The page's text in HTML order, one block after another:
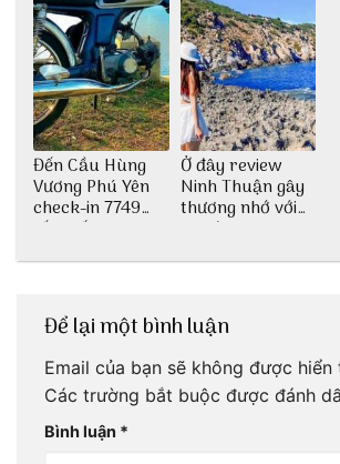
Đến Cầu Hùng
Vương Phú Yên
check-in 7749
tấm sống ảo
Ở đây review
Ninh Thuận gây
thương nhớ với
nét đẹp thiên
Để lại một bình luận
Email của bạn sẽ không được hiển
Các trường bắt buộc được đánh
Bình luận *